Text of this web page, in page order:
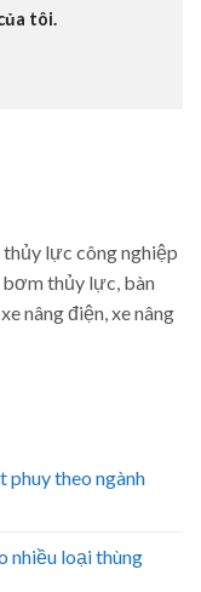
tôi.
lực công nghiệp
thủy lực, bàn
nâng điện, xe nâng
phuy theo ngành
nhiều loại thùng